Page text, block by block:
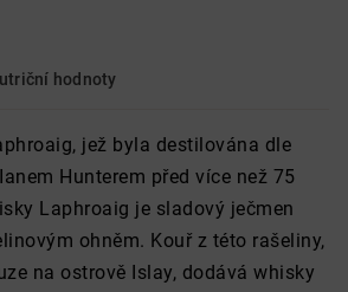
hodnoty
jež byla destilována dle
Hunterem před více než 75
Laphroaig je sladový ječmen
ohněm. Kouř z této rašeliny,
na ostrově Islay, dodává whisky